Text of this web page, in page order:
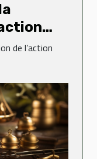
et
de l’action